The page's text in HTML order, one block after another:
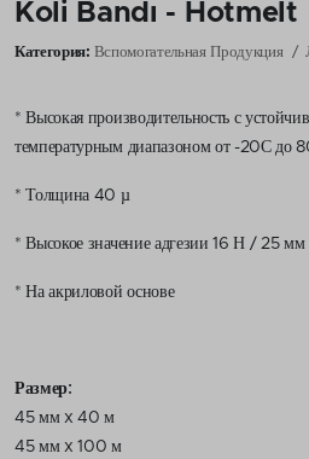
Koli Bandı - Hotmelt
Категория: Вспомогательная Продукция
* Высокая производительность с
температурным диапазоном от -20С до
* Толщина 40 µ
* Высокое значение адгезии 16 Н / 25 мм
* На акриловой основе
Размер:
45 мм x 40 м
45 мм x 100 м